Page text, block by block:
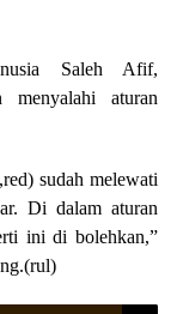
Saleh Afif,
menyalahi aturan
sudah melewati
Di dalam aturan
ini di bolehkan,”